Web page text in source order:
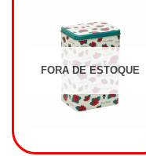
FORA DE ESTOQUE